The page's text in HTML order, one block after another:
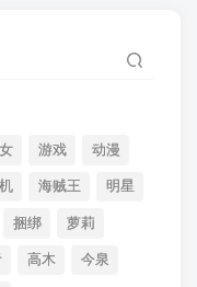
游戏 动漫
海贼王 明星
捆绑 萝莉
高木 今泉
的吗？因为方便滚